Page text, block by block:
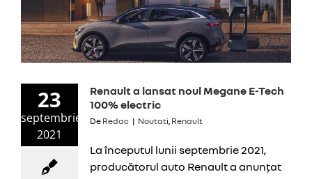
23
septembrie
2021
Renault a lansat noul Megane E-Tech
100% electric
De Redac | Noutati Renault
La începutul lunii septembrie 2021,
producătorul auto Renault a anunțat